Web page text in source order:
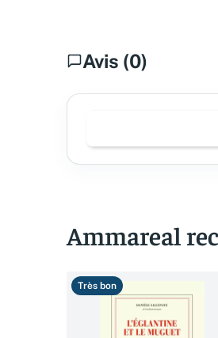
Avis (0)
Ammareal
Très bon